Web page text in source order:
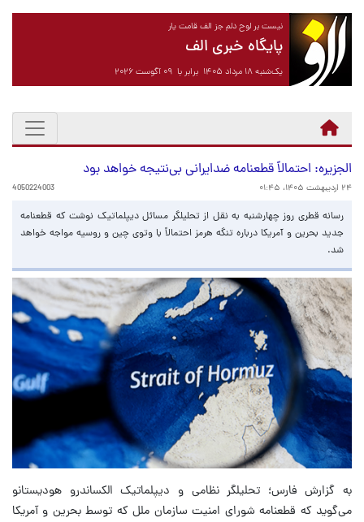
نیست بر لوح دلم جز الف قامت یار
پایگاه خبری الف
یک‌شنبه ۱۸ مرداد ۱۴۰۵ برابر با ۰۹ آگوست ۲۰۲۶
الجزیره: احتمالاً قطعنامه ضدایرانی بی‌نتیجه خواهد بود
۲۴ اردیبهشت ۱۴۰۵، ۰۱:۴۵ 4050224003
رسانه قطری روز چهارشنبه به نقل از تحلیلگر مسائل دیپلماتیک نوشت که قطعنامه
جدید بحرین و آمریکا درباره تنگه هرمز احتمالاً‌ با وتوی چین و روسیه مواجه خواهد
شد.
به گزارش فارس؛ تحلیلگر نظامی و دیپلماتیک الکساندرو هودیستانو
می‌گوید که قطعنامه شورای امنیت سازمان ملل که توسط بحرین و آمریکا